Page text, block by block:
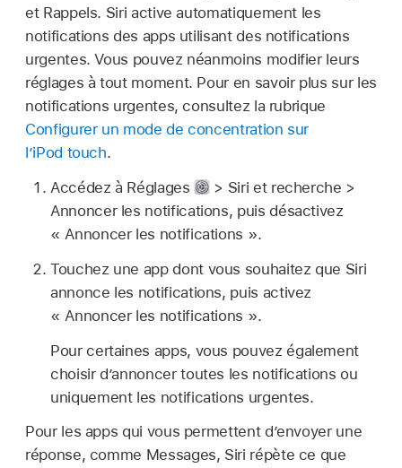
et Rappels. Siri active automatiquement les
notifications des apps utilisant des notifications
urgentes. Vous pouvez néanmoins modifier leurs
réglages à tout moment. Pour en savoir plus sur les
notifications urgentes, consultez la rubrique
Configurer un mode de concentration sur
l’iPod touch.
Accédez à Réglages
> Siri et recherche >
Annoncer les notifications, puis désactivez
« Annoncer les notifications ».
Touchez une app dont vous souhaitez que Siri
annonce les notifications, puis activez
« Annoncer les notifications ».
Pour certaines apps, vous pouvez également
choisir d’annoncer toutes les notifications ou
uniquement les notifications urgentes.
Pour les apps qui vous permettent d’envoyer une
réponse, comme Messages, Siri répète ce que